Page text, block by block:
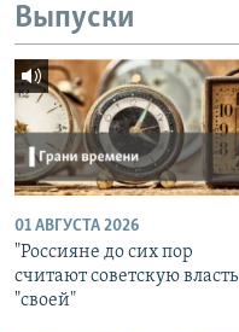
Выпуски
01 АВГУСТА 2026
"Россияне до сих пор
считают советскую власть
"своей"